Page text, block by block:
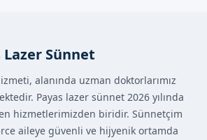
Sünnet
alanında uzman doktorlarımız
Payas lazer sünnet 2026 yılında
hizmetlerimizden biridir. Sünnetçim
aileye güvenli ve hijyenik ortamda